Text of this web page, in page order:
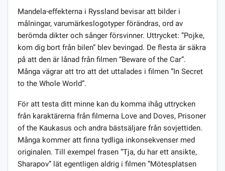
Mandela-effekterna i Ryssland bevisar att bilder i
målningar, varumärkeslogotyper förändras, ord av
berömda dikter och sånger försvinner. Uttrycket: ”Pojke,
kom dig bort från bilen” blev bevingad. De flesta är säkra
på att den är lånad från filmen ”Beware of the Car”.
Många vägrar att tro att det uttalades i filmen ”In Secret
to the Whole World”.
För att testa ditt minne kan du komma ihåg uttrycken
från karaktärerna från filmerna Love and Doves, Prisoner
of the Kaukasus och andra bästsäljare från sovjettiden.
Många kommer att finna tydliga inkonsekvenser med
originalen. Till exempel frasen ”Tja, du har ett ansikte,
Sharapov” lät egentligen aldrig i filmen ”Mötesplatsen